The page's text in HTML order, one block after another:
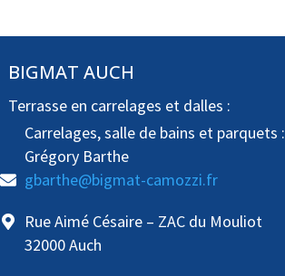
BIGMAT AUCH
Terrasse en carrelages et dalles :
Carrelages, salle de bains et parquets :
Grégory Barthe
gbarthe@bigmat-camozzi.fr
Rue Aimé Césaire – ZAC du Mouliot
32000 Auch